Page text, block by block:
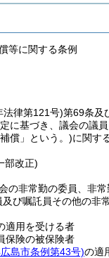
等に関する条例
法律第121号)第69条及
に基づき、議会の議
償」という。)に関す
部改正)
の非常勤の委員、非
び嘱託員その他の非
適用を受ける者
保険の被保険者
島市条例第43号)の適